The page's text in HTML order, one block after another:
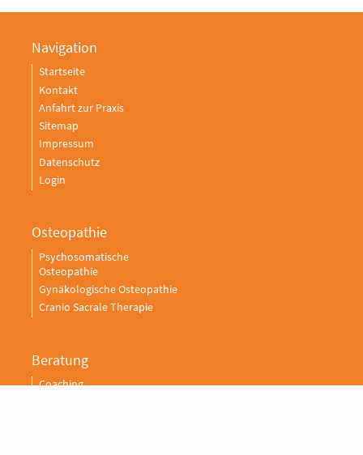
Navigation
Startseite
Kontakt
Anfahrt zur Praxis
Sitemap
Impressum
Datenschutz
Login
Osteopathie
Psychosomatische
Osteopathie
Gynäkologische Osteopathie
Cranio Sacrale Therapie
Beratung
Coaching